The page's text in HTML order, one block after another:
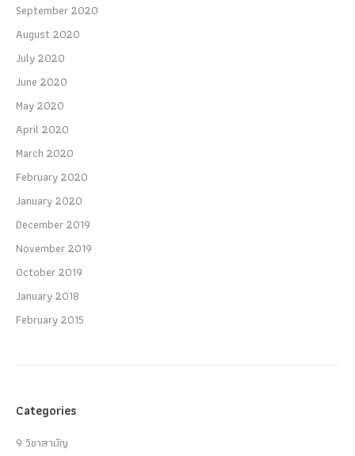
September 2020
August 2020
July 2020
June 2020
May 2020
April 2020
March 2020
February 2020
January 2020
December 2019
November 2019
October 2019
January 2018
February 2015
Categories
9 วิชาสามัญ